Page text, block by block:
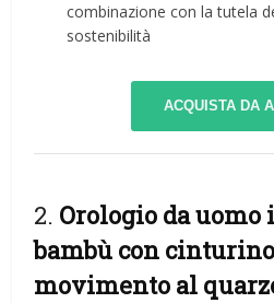
combinazione con la tutela
sostenibilità
ACQUISTA DA
2. Orologio da
bambù con
movimento al